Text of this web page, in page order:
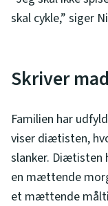
skal cykle,” siger
Skriver
Familien har
viser diætisten,
slanker. Diætisten
en mættende
et mættende